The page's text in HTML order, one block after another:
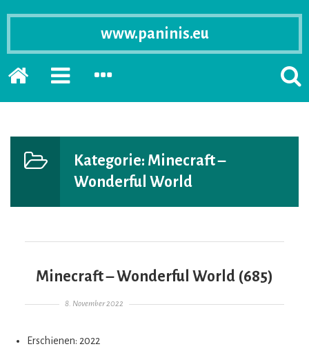
www.paninis.eu
Startseite
PRIMÄRE
ERWEITERN
SEKUNDÄRE
ERWEITERN
Kategorie: Minecraft –
Wonderful World
Minecraft – Wonderful World (685)
Gepostet am
8. November 2022
Erschienen: 2022